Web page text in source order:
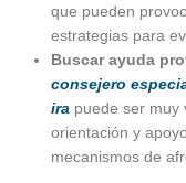
que pueden
estrategias para
Buscar ayuda
consejero
ira puede ser muy
orientación y
mecanismos de